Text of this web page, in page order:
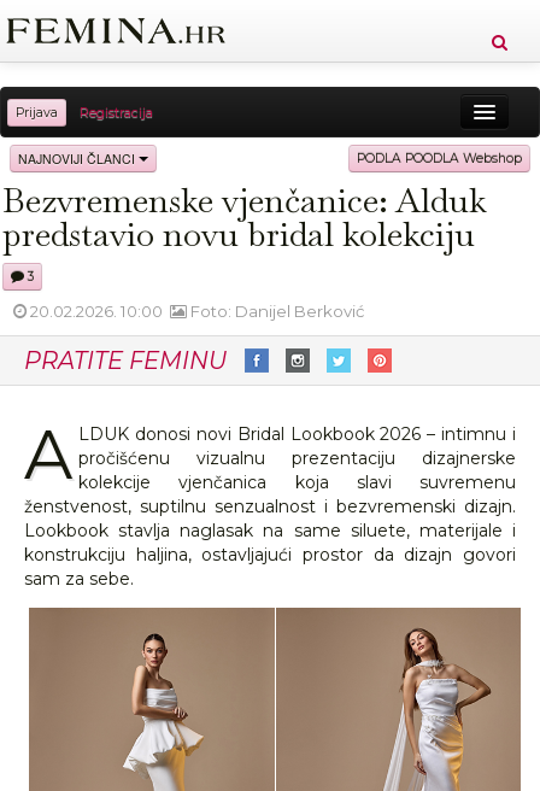
Prijava Registracija
Sreća Zdravlje Vitkost
Moda Ljubav Relax Putovanja Recepti
Knjige
NAJNOVIJI ČLANCI PODLA POODLA Webshop
Bezvremenske vjenčanice: Alduk
predstavio novu bridal kolekciju
3
20.02.2026. 10:00 Foto: Danijel Berković
PRATITE FEMINU
A LDUK donosi novi Bridal Lookbook 2026 – intimnu i
pročišćenu vizualnu prezentaciju dizajnerske
kolekcije vjenčanica koja slavi suvremenu
ženstvenost, suptilnu senzualnost i bezvremenski dizajn.
Lookbook stavlja naglasak na same siluete, materijale i
konstrukciju haljina, ostavljajući prostor da dizajn govori
sam za sebe.